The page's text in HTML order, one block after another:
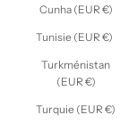
Cunha (EUR €)
Tunisie (EUR €)
Turkménistan
(EUR €)
Turquie (EUR €)